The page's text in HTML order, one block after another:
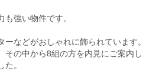
も強い物件です。
などがおしゃれに飾られています。
その中から8組の方を内見にご案内し
。